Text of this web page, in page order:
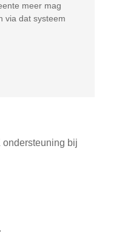
meer mag
via dat systeem
ondersteuning bij